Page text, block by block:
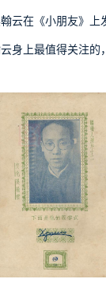
云在《小朋友》上
身上最值得关注的